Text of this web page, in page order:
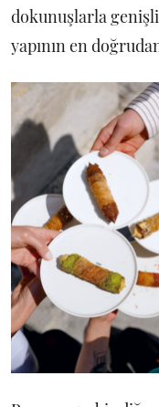
dokunuşlarla
yapının en